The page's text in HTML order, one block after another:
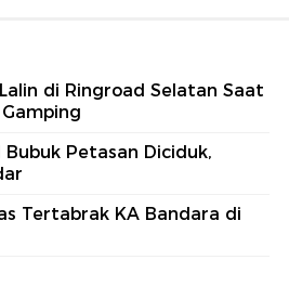
di Ringroad Selatan Saat
Bubuk Petasan Diciduk,
Tertabrak KA Bandara di